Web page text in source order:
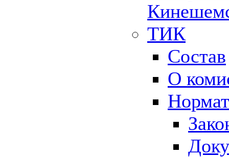
ТИК
Состав
О